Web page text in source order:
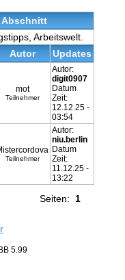
Abschnitt
Arbeitswelt.
Autor Updates
mot
Teilnehmer
Autor:
digit0907
Datum
Zeit:
12.12.25 -
03:54
Teilnehmer
Autor:
niu.berlin
Datum
Zeit:
11.12.25 -
13:22
Seiten: 1
5.99